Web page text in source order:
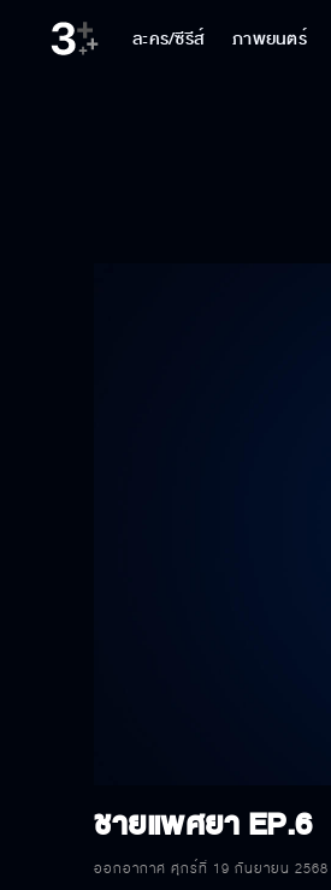
ละคร/ซีรีส์ ภาพยนตร์
ชายแพศยาEP.6
ออกอากาศ ศุกร์ที่ 19 กันยายน 2568